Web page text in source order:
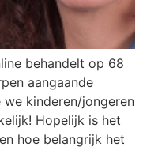
behandelt op 68
aangaande
kinderen/jongeren
Hopelijk is het
hoe belangrijk het